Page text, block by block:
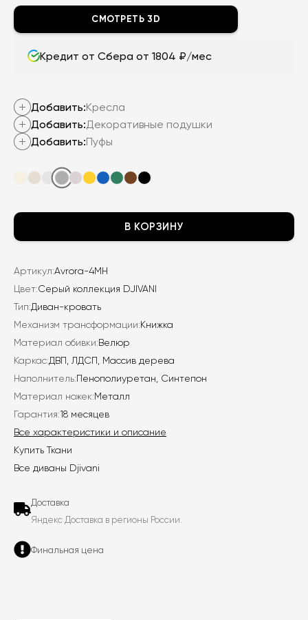
200
650
₽.
СМОТРЕТЬ 3D
Кредит от Сбера от 1804 ₽/мес
Добавить:Кресла
Добавить:Декоративные подушки
Добавить:Пуфы
В КОРЗИНУ
Артикул:Avrora-4MH
Цвет:Серый коллекция DJIVANI
Тип:Диван-кровать
Механизм трансформации:Книжка
Материал обивки:Велюр
Каркас:ДВП, ЛДСП, Массив дерева
Наполнитель:Пенополиуретан, Синтепон
Материал ножек:Металл
Гарантия:18 месяцев
Все характеристики и описание
Купить Ткани
Все диваны Djivani
Доставка
Яндекс Доставка в регионы России.
Финальная цена